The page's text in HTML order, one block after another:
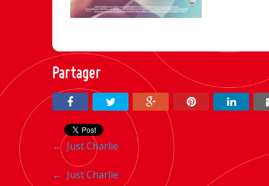
Partager
Navigation
entre
←Just Charlie
Navigation
← Just Charlie